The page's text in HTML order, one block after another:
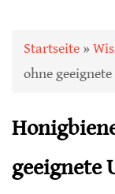
Sie sind
Startseite »
ohne
geeignete